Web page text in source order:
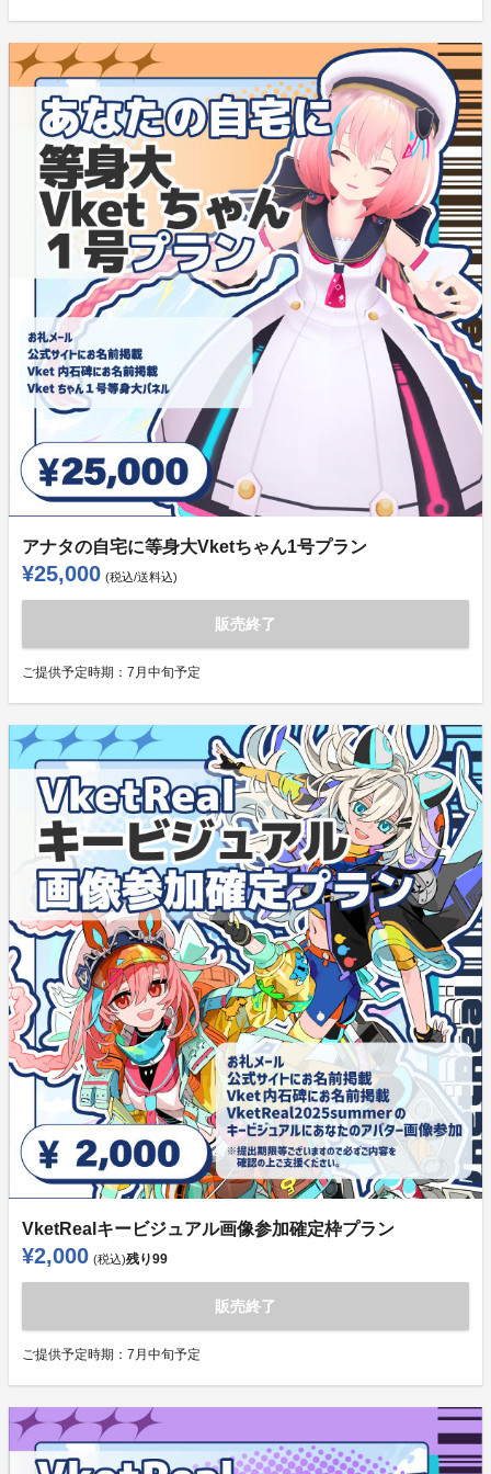
アナタの自宅に等身大Vketちゃん1号プラン
¥25,000 (税込/送料込)
販売終了
ご提供予定時期： 7月中旬予定
VketRealキービジュアル画像参加確定枠プラン
¥2,000 (税込)残り99
販売終了
ご提供予定時期： 7月中旬予定